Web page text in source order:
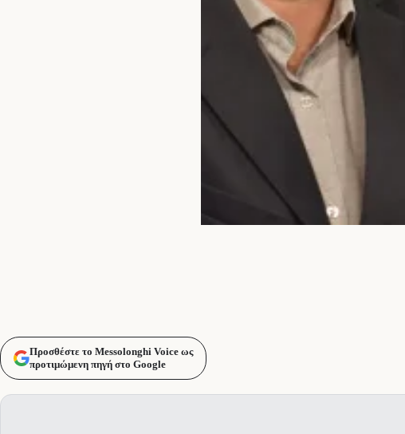
Προσθέστε το Messolonghi Voice ως
προτιμώμενη πηγή στο Google